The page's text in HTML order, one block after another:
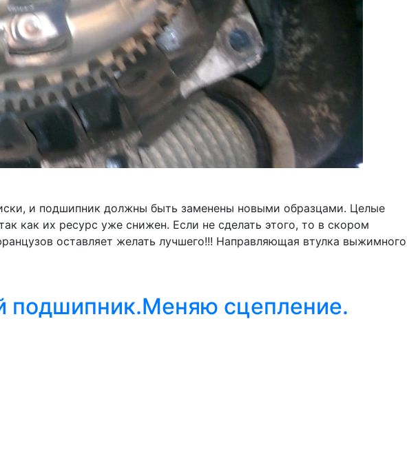
и подшипник должны быть заменены новыми образцами. Целые
как их ресурс уже снижен. Если не сделать этого, то в скором
оставляет желать лучшего!!! Направляющая втулка выжимного
подшипник.Меняю сцепление.